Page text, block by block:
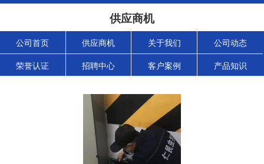
供应商机
公司首页 供应商机 关于我们 公司动态
荣誉认证 招聘中心 客户案例 产品知识